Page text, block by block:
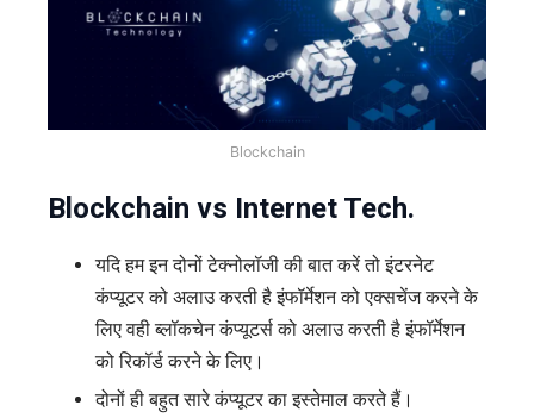
Blockchain
Blockchain vs Internet Tech.
यदि हम इन दोनों टेक्नोलॉजी की बात करें तो इंटरनेट
कंप्यूटर को अलाउ करती है इंफॉर्मेशन को एक्सचेंज करने के
लिए वही ब्लॉकचेन कंप्यूटर्स को अलाउ करती है इंफॉर्मेशन
को रिकॉर्ड करने के लिए।
दोनों ही बहुत सारे कंप्यूटर का इस्तेमाल करते हैं।